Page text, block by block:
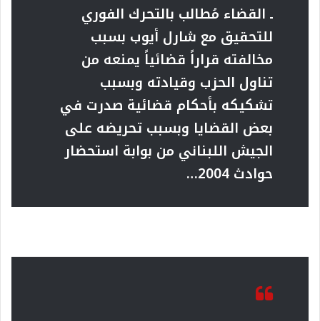
ـ القضاء مُطالب بالتحرك الفوري
للتحقيق مع شارل أيوب بسبب
مخالفته قراراً قضائياً يمنعه من
تناول الحزب وقيادته وبسبب
تشكيكه بأحكام قضائية صدرت في
بعض القضايا وبسبب تحريضه على
الجيش اللبناني من بوابة استحضار
حوادث 2004…